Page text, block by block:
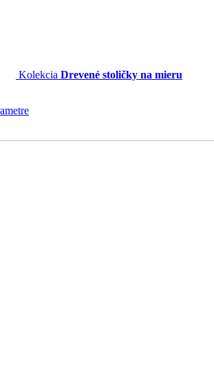
Kolekcia Drevené stoličky na mieru